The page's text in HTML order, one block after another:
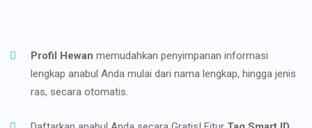
Profil Hewan memudahkan penyimpanan informasi
lengkap anabul Anda mulai dari nama lengkap, hingga jenis
ras, secara otomatis.